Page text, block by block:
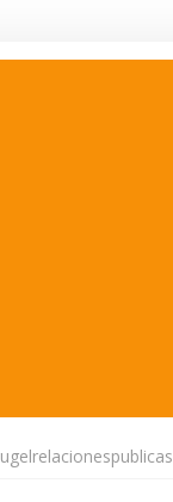
ugelrelacionespublicas